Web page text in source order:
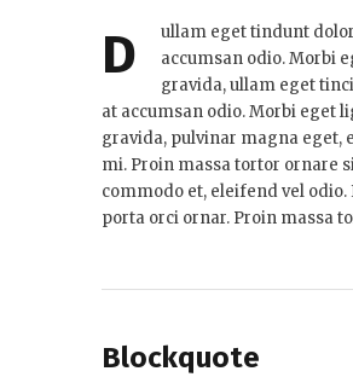
D
ullam eget tindunt
accumsan odio. Morbi
gravida, ullam eget
at accumsan odio. Morbi eget
gravida, pulvinar magna eget,
mi. Proin massa tortor ornare
commodo et, eleifend vel odio.
porta orci ornar. Proin massa
Blockquote